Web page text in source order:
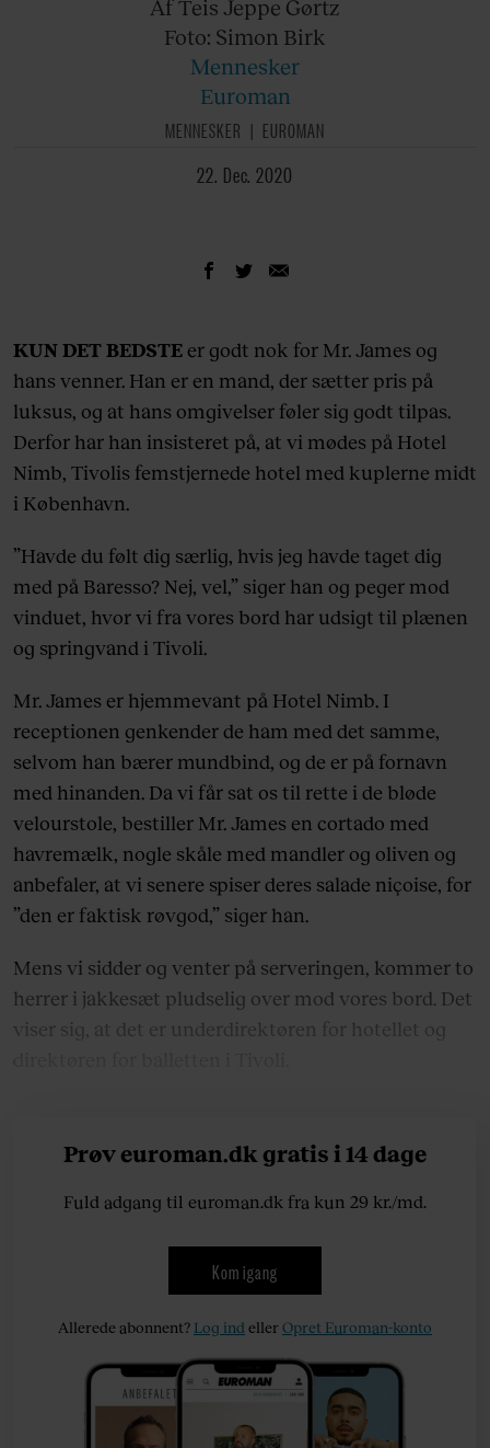
Af Teis Jeppe Gørtz
Foto: Simon Birk
Mennesker
Euroman
MENNESKER
EUROMAN
22. Dec. 2020
KUN DET BEDSTE er godt nok for Mr. James og
hans venner. Han er en mand, der sætter pris på
luksus, og at hans omgivelser føler sig godt tilpas.
Derfor har han insisteret på, at vi mødes på Hotel
Nimb, Tivolis femstjernede hotel med kuplerne midt
i København.
”Havde du følt dig særlig, hvis jeg havde taget dig
med på Baresso? Nej, vel,” siger han og peger mod
vinduet, hvor vi fra vores bord har udsigt til plænen
og springvand i Tivoli.
Mr. James er hjemmevant på Hotel Nimb. I
receptionen genkender de ham med det samme,
selvom han bærer mundbind, og de er på fornavn
med hinanden. Da vi får sat os til rette i de bløde
velourstole, bestiller Mr. James en cortado med
havremælk, nogle skåle med mandler og oliven og
anbefaler, at vi senere spiser deres salade niçoise, for
”den er faktisk røvgod,” siger han.
Mens vi sidder og venter på serveringen, kommer to
herrer i jakkesæt pludselig over mod vores bord. Det
viser sig, at det er underdirektøren for hotellet og
Prøv euroman.dk gratis i 14 dage
Fuld adgang til euroman.dk fra kun 29 kr./md.
Kom igang
Allerede abonnent? Log ind ellerOpret Euroman-konto